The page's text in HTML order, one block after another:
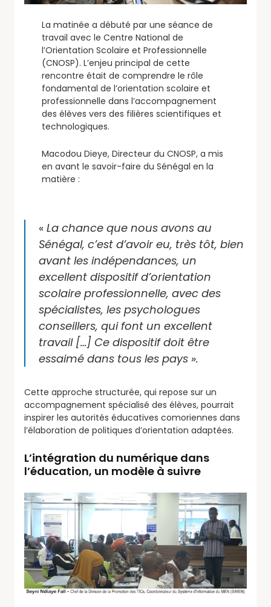
La matinée a débuté par une séance de
travail avec le Centre National de
l’Orientation Scolaire et Professionnelle
(CNOSP). L’enjeu principal de cette
rencontre était de comprendre le rôle
fondamental de l’orientation scolaire et
professionnelle dans l’accompagnement
des élèves vers des filières scientifiques et
technologiques.
Macodou Dieye, Directeur du CNOSP, a mis
en avant le savoir-faire du Sénégal en la
matière :
« La chance que nous avons au
Sénégal, c’est d’avoir eu, très tôt, bien
avant les indépendances, un
excellent dispositif d’orientation
scolaire professionnelle, avec des
spécialistes, les psychologues
conseillers, qui font un excellent
travail […] Ce dispositif doit être
essaimé dans tous les pays ».
Cette approche structurée, qui repose sur un
accompagnement spécialisé des élèves, pourrait
inspirer les autorités éducatives comoriennes dans
l’élaboration de politiques d’orientation adaptées.
L’intégration du numérique dans
l’éducation, un modèle à suivre